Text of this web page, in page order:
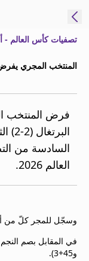
النسخة
MENA
إدارة
التنبيهات
النشرة
الإخبارية
اتصل بنا
تصفيات كأس العالم -
المنتخب المجري يفرض
فرض المنتخب
السادسة من
العالم 2026.
وسجّل للمجر كلّ من أتيلا تسالاي (8)
و45+3).